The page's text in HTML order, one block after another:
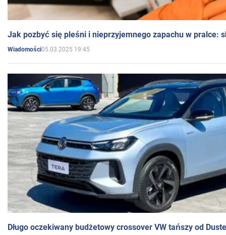
Jak pozbyć się pleśni i nieprzyjemnego zapachu w pralce:
Wiadomości05.03.2025 19:45
Długo oczekiwany budżetowy crossover VW tańszy od